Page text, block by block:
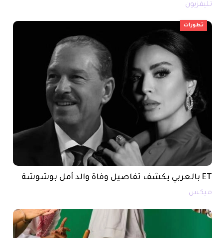
تليفزيون
تطورات
ET بالعربي يكشف تفاصيل وفاة والد أمل بوشوشة
ميكس